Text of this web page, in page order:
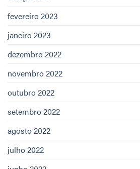
fevereiro 2023
janeiro 2023
dezembro 2022
novembro 2022
outubro 2022
setembro 2022
agosto 2022
julho 2022